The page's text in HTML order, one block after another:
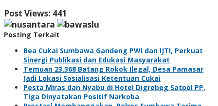
Post Views: 441
Posting Terkait
Bea Cukai Sumbawa Gandeng PWI dan IJTI, Perkuat
Sinergi Publikasi dan Edukasi Masyarakat
Temuan 23.368 Batang Rokok Ilegal, Desa Pamasar
Jadi Lokasi Sosialisasi Ketentuan Cukai
Pesta Miras dan Nyabu di Hotel Digrebeg Satpol PP,
Tiga Dinyatakan Positif Narkoba